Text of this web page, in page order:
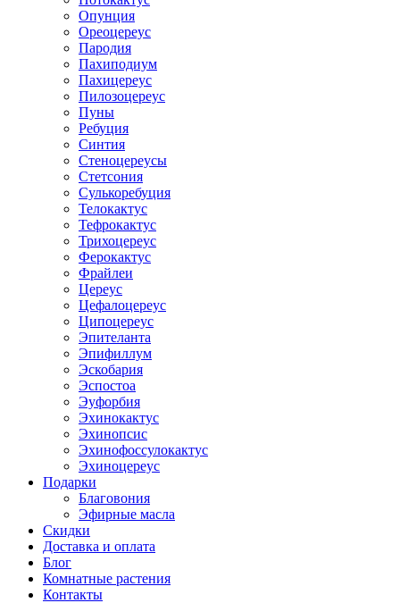
Опунция
Ореоцереус
Пародия
Пахиподиум
Пахицереус
Пилозоцереус
Пуны
Ребуция
Синтия
Стеноцереусы
Стетсония
Сулькоребуция
Телокактус
Тефрокактус
Трихоцереус
Ферокактус
Фрайлеи
Цереус
Цефалоцереус
Ципоцереус
Эпителанта
Эпифиллум
Эскобария
Эспостоа
Эуфорбия
Эхинокактус
Эхинопсис
Эхинофоссулокактус
Эхиноцереус
Подарки
Благовония
Эфирные масла
Скидки
Доставка и оплата
Блог
Комнатные растения
Контакты